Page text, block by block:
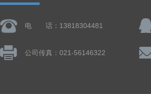
电 话：13818304481
公司传真：021-56146322